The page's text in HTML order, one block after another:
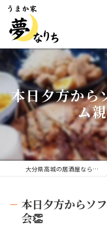
本日夕方から
ム
大分県高城の居酒屋ならうまか家 夢なりち
本日夕方からソ
会👏